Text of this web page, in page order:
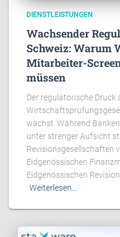
DIENSTLEISTUNGEN
Wachsender
Schweiz: Warum
Mitarbeiter-
müssen
Der regulatorische Druck
wächst. Während
unter strenger Aufsicht
Revisionsgesellschaften
Eidgenössischen
Eidgenössischen
Weiterlesen…